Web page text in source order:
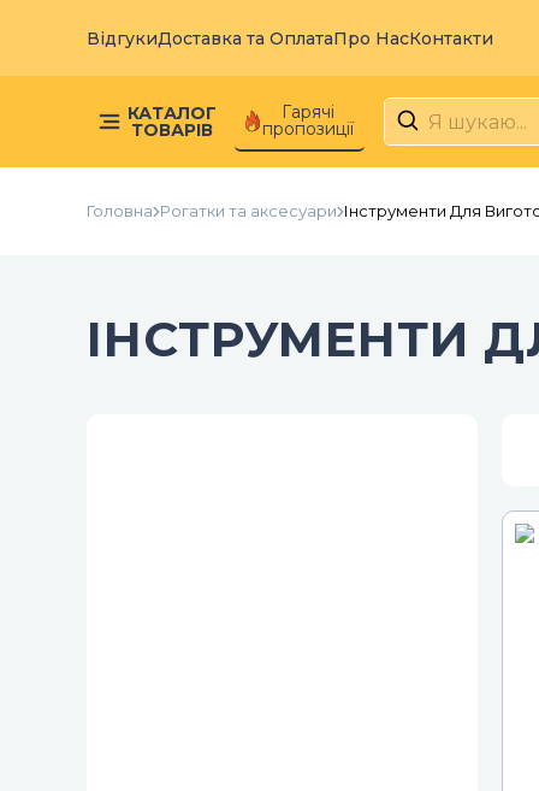
ВідгукиДоставка та ОплатаПро НасКонтакти
КАТАЛОГ
ТОВАРІВ
Гарячі
пропозиції
Головна Рогатки та аксесуари Інструменти Для
ІНСТРУМЕНТИ